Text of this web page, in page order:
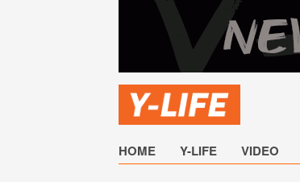
HOME Y-LIFE VIDEO